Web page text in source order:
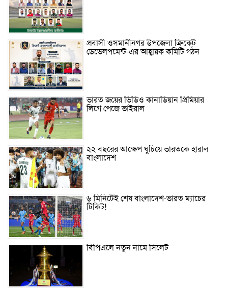
প্রবাসী ওসমানীনগর উপজেলা ক্রিকেট
ডেভেলপমেন্ট-এর আহ্বায়ক কমিটি গঠন
ভারত জয়ের ভিডিও কানাডিয়ান প্রিমিয়ার
লিগে পেজে ভাইরাল
২২ বছরের আক্ষেপ ঘুচিয়ে ভারতকে হারাল
বাংলাদেশ
৬ মিনিটেই শেষ বাংলাদেশ-ভারত ম্যাচের
টিকিট!
বিপিএলে নতুন নামে সিলেট